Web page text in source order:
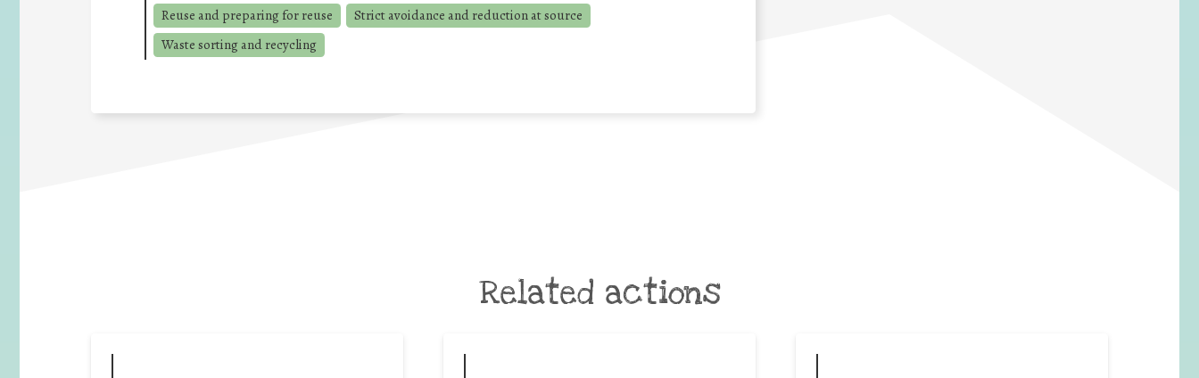
Reuse and preparing for reuse
Strict avoidance and reduction at source
Waste sorting and recycling
Related actions